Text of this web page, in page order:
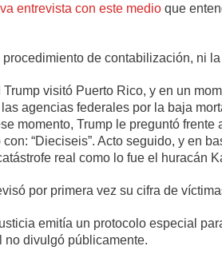
entrevista con este medio que
de contabilización, ni
visitó Puerto Rico, y en un
agencias federales por la baja
momento, Trump le preguntó
“Dieciseis”. Acto seguido, y en
real como lo fue el huracán
por primera vez su cifra de
emitía un protocolo especial
no divulgó públicamente.